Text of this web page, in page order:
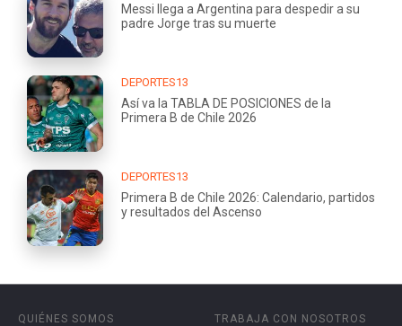
Messi llega a Argentina para despedir a su
padre Jorge tras su muerte
DEPORTES13
Así va la TABLA DE POSICIONES de la
Primera B de Chile 2026
DEPORTES13
Primera B de Chile 2026: Calendario, partidos
y resultados del Ascenso
QUIÉNES SOMOS
TRABAJA CON NOSOTROS